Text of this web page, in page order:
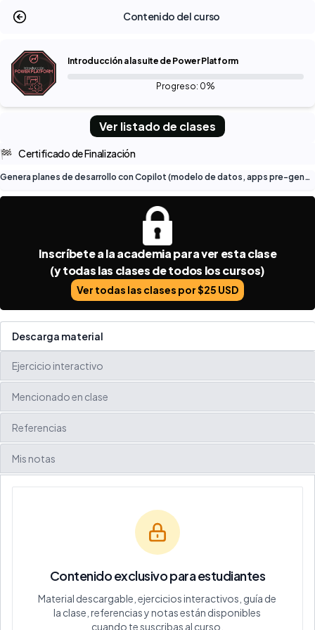
Contenido del curso
Introducción a la suite de Power Platform
Progreso: 0%
Ver listado de clases
🏁 Certificado de Finalización
Genera planes de desarrollo con Copilot (modelo de datos, apps pre-generadas, flujos pre-generados)
Inscríbete a la academia para ver esta clase
(y todas las clases de todos los cursos)
Ver todas las clases por $25 USD
Descarga material
Ejercicio interactivo
Mencionado en clase
Referencias
Mis notas
Contenido exclusivo para estudiantes
Material descargable, ejercicios interactivos, guía de
la clase, referencias y notas están disponibles
cuando te suscribas al curso.